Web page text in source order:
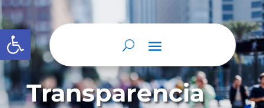
Abrir barra de herramientas
Transparencia